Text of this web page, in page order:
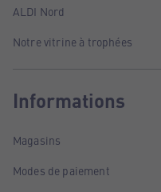
ALDI Nord
Notre vitrine à trophées
Informations
Magasins
Modes de paiement